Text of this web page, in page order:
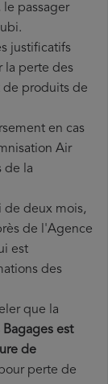
passager
justificatifs
la perte des
de produits de
en cas
Air
de la
de deux mois,
de l'Agence
est
des
que la
est
de
perte de